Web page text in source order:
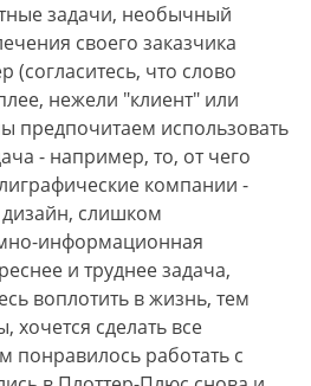
задачи, необычный
своего заказчика
что слово
нежели "клиент" или
предпочитаем использовать
- например, то, от чего
компании -
слишком
информационная
и труднее задача,
воплотить в жизнь, тем
хочется сделать все
понравилось работать с